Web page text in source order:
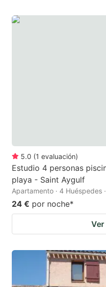
5.0 (1 evaluación)
Estudio 4 personas
playa - Saint Aygulf
Apartamento · 4 Huéspedes
24 € por noche*